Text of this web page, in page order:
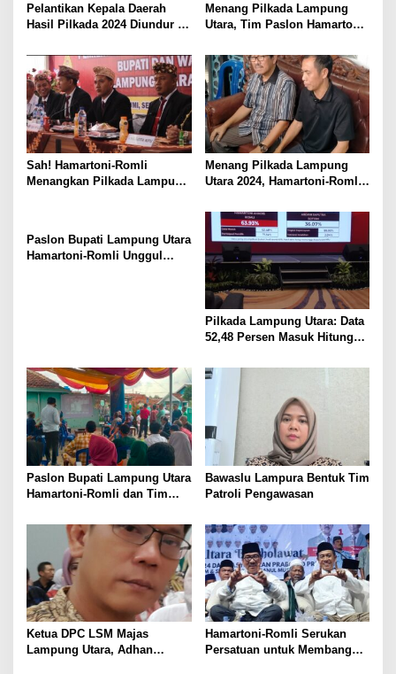
Pelantikan Kepala Daerah
Hasil Pilkada 2024 Diundur ke
Menang Pilkada Lampung
Utara, Tim Paslon Hamartoni-
dan Terimakasih Kepada
Semua Pihak
Sah! Hamartoni-Romli
Menangkan Pilkada Lampung
Menang Pilkada Lampung
Utara 2024, Hamartoni-Romli
Masyarakat
Paslon Bupati Lampung Utara
Hamartoni-Romli Unggul
Pilkada Lampung Utara: Data
52,48 Persen Masuk Hitung
Romli Unggul 63,93 Persen
Paslon Bupati Lampung Utara
Hamartoni-Romli dan Tim
Pilkada Serentak
Bawaslu Lampura Bentuk Tim
Patroli Pengawasan
Ketua DPC LSM Majas
Lampung Utara, Adhan
Hamartoni-Romli Serukan
Persatuan untuk Membangun